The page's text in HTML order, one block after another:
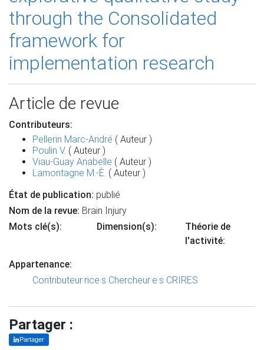
through the Consolidated
framework for
implementation research
Article de revue
Contributeurs:
Pellerin Marc-André ( Auteur )
Poulin V. ( Auteur )
Viau-Guay Anabelle ( Auteur )
Lamontagne M.-È. ( Auteur )
État de publication: publié
Nom de la revue: Brain Injury
Mots clé(s):
Dimension(s):
Théorie de
l'activité:
Appartenance:
Contributeur·rice·s Chercheur·e·s CRIRES
Partager :
Partager